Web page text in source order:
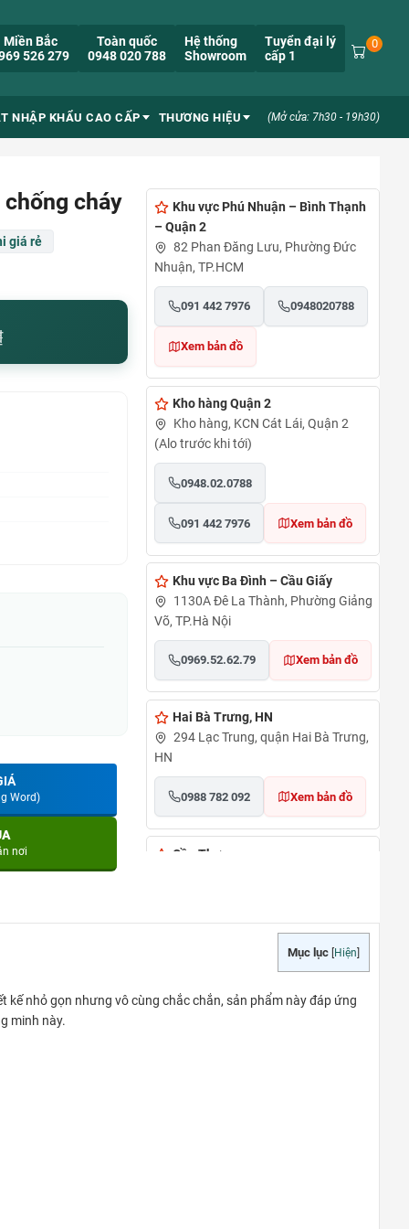
Miền Bắc
526 279
Toàn quốc
0948 020 788
Hệ thống
Showroom
Tuyển đại lý
cấp 1
0
NHẬP KHẨU CAO CẤP THƯƠNG HIỆU (Mở cửa: 7h30 - 19h30)
cháy
giá rẻ
Word)
nơi
Khu vực Phú Nhuận – Bình Thạnh
– Quận 2
82 Phan Đăng Lưu, Phường Đức
Nhuận, TP.HCM
091 442 7976 0948020788
Xem bản đồ
Kho hàng Quận 2
Kho hàng, KCN Cát Lái, Quận 2
(Alo trước khi tới)
0948.02.0788
091 442 7976 Xem bản đồ
Khu vực Ba Đình – Cầu Giấy
1130A Đê La Thành, Phường Giảng
Võ, TP.Hà Nội
0969.52.62.79 Xem bản đồ
Hai Bà Trưng, HN
294 Lạc Trung, quận Hai Bà Trưng,
HN
0988 782 092 Xem bản đồ
Cần Thơ
Xem bản đồ
TẠI PHÚ QUỐC
Đường Ruby 3, Shophouse Bãi
Mục lục Hiện
kế nhỏ gọn nhưng vô cùng chắc chắn, sản phẩm này đáp ứng
minh này.